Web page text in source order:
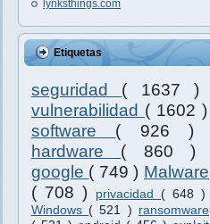
lynksthings.com
Etiquetas
seguridad ( 1637 )
vulnerabilidad ( 1602 )
software ( 926 )
hardware ( 860 )
google ( 749 ) Malware
( 708 )
privacidad ( 648 )
Windows ( 521 ) ransomware